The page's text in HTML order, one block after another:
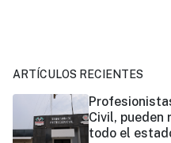
ARTÍCULOS RECIENTES
Civil, pueden
todo el